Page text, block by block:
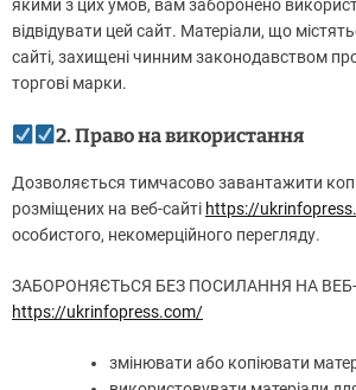
якими з цих умов, вам заборонено
відвідувати цей сайт. Матеріали, що
сайті, захищені чинним законодавством
торгові марки.
2. Право на використання
Дозволяється тимчасово завантажити
розміщених на веб-сайті https://
особистого, некомерційного перегляду.
ЗАБОРОНЯЄТЬСЯ БЕЗ ПОСИЛАННЯ НА
https://ukrinfopress.com/
змінювати або копіювати